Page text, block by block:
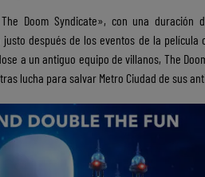
Doom Syndicate», con una
después de los eventos de la película
a un antiguo equipo de villanos, The
lucha para salvar Metro Ciudad de sus